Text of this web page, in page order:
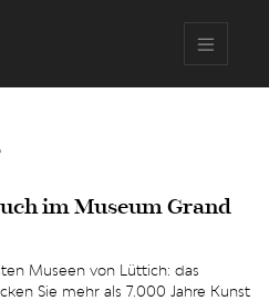
im Museum Grand
Museen von Lüttich: das
Sie mehr als 7.000 Jahre Kunst